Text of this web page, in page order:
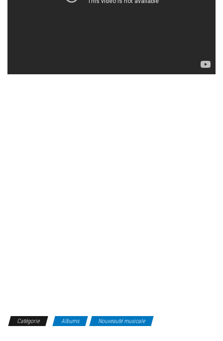
Catégorie Albums Nouveauté musicale